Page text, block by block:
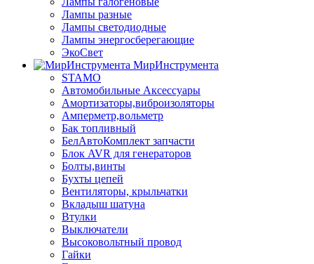
Лампы разные
Лампы светодиодные
Лампы энергосберегающие
ЭкоСвет
МирИнструмента
STAMO
Автомобильные Аксессуары
Амортизаторы,виброизоляторы
Амперметр,вольметр
Бак топливный
БелАвтоКомплект запчасти
Блок AVR для генераторов
Болты,винты
Бухты цепей
Вентиляторы, крыльчатки
Вкладыш шатуна
Втулки
Выключатели
Высоковольтный провод
Гайки